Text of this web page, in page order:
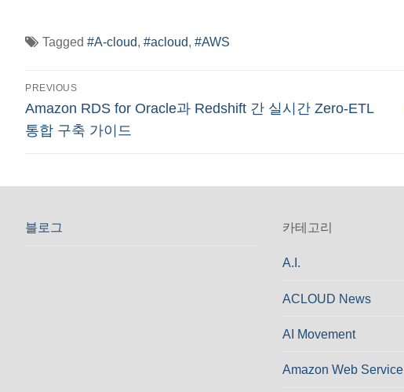
Tagged #A-cloud, #acloud, #AWS
글
탐
색
PREVIOUS
Previous
post:
Amazon RDS for Oracle과 Redshift 간 실시간 Zero-ETL
통합 구축 가이드
블로그 카테고리
A.I.
ACLOUD News
AI Movement
Amazon Web Service